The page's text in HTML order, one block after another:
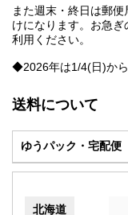
また週末・終日は郵
けになります。お急
利用ください。
◆2026年は1/4(日)から
送料について
ゆうパック・宅配便
北海道